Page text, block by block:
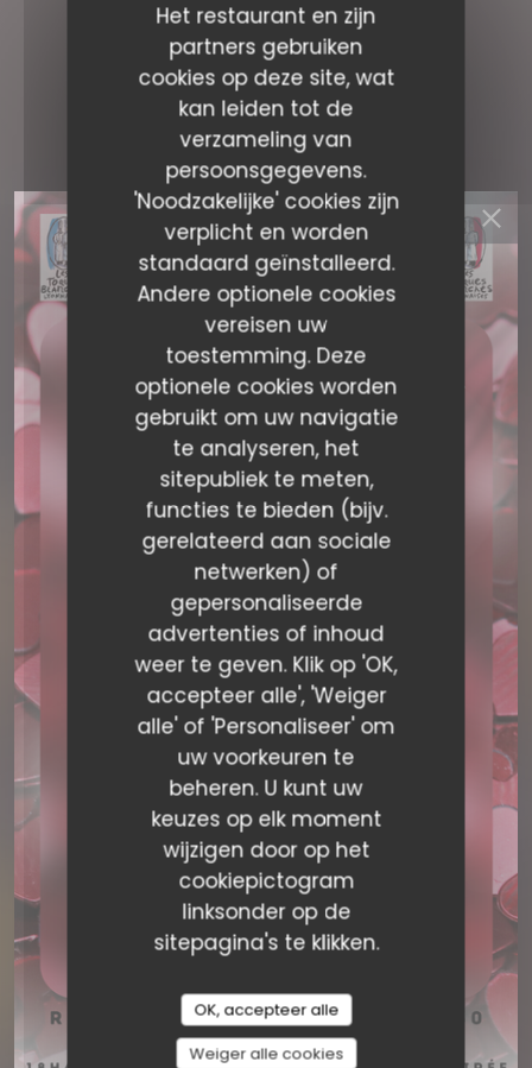
Het restaurant en zijn
partners gebruiken
cookies op deze site, wat
kan leiden tot de
verzameling van
persoonsgegevens.
'Noodzakelijke' cookies zijn
verplicht en worden
standaard geïnstalleerd.
Andere optionele cookies
vereisen uw
toestemming. Deze
optionele cookies worden
gebruikt om uw navigatie
te analyseren, het
sitepubliek te meten,
functies te bieden (bijv.
gerelateerd aan sociale
netwerken) of
gepersonaliseerde
advertenties of inhoud
weer te geven. Klik op 'OK,
accepteer alle', 'Weiger
alle' of 'Personaliseer' om
uw voorkeuren te
beheren. U kunt uw
keuzes op elk moment
wijzigen door op het
cookiepictogram
linksonder op de
sitepagina's te klikken.
OK, accepteer alle
Weiger alle cookies
LE PLATOBISTRONOMIQUE| LYON
RESERVEER EEN TAFEL